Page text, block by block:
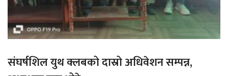
संघर्षशिल युथ क्लबको दास्रो अधिवेशन सम्पन्न,